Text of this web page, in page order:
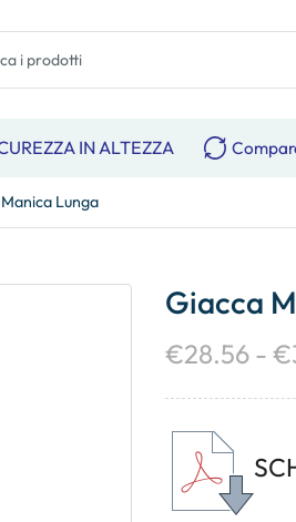
IN ALTEZZA
Lunga
Giacca
€28.56 - €